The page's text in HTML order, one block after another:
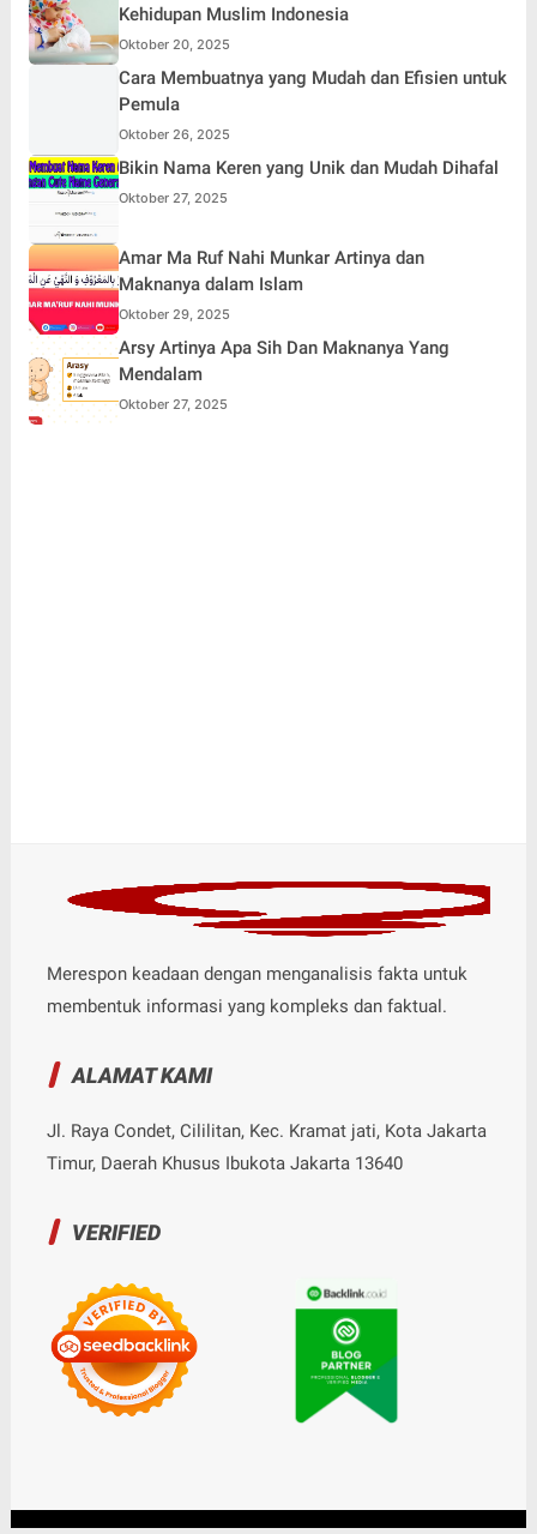
Kehidupan Muslim Indonesia
Oktober 20, 2025
Cara Membuatnya yang Mudah dan Efisien untuk
Pemula
Oktober 26, 2025
Bikin Nama Keren yang Unik dan Mudah Dihafal
Oktober 27, 2025
Amar Ma Ruf Nahi Munkar Artinya dan
Maknanya dalam Islam
Oktober 29, 2025
Arsy Artinya Apa Sih Dan Maknanya Yang
Mendalam
Oktober 27, 2025
Merespon keadaan dengan menganalisis fakta untuk
membentuk informasi yang kompleks dan faktual.
ALAMAT KAMI
Jl. Raya Condet, Cililitan, Kec. Kramat jati, Kota Jakarta
Timur, Daerah Khusus Ibukota Jakarta 13640
VERIFIED